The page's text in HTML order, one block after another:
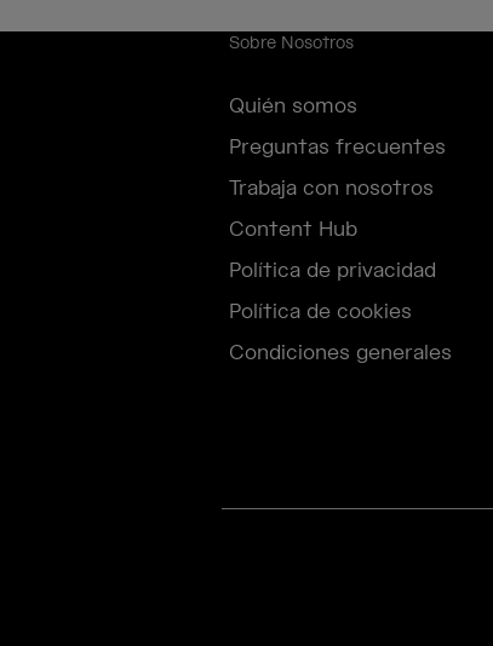
Sobre Nosotros
Quién somos
Preguntas frecuentes
Trabaja con nosotros
Content Hub
Política de privacidad
Política de cookies
Condiciones generales